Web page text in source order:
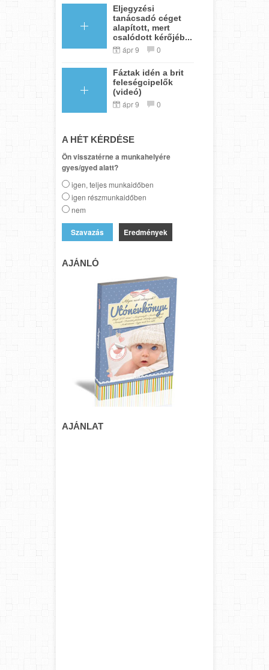
Eljegyzési
tanácsadó céget
alapított, mert
csalódott kérőjéb...
ápr 9 0
Fáztak idén a brit
feleségcipelők
(videó)
ápr 9 0
A HÉT KÉRDÉSE
Ön visszatérne a munkahelyére
gyes/gyed alatt?
igen, teljes munkaidőben
igen részmunkaidőben
nem
Eredmények
AJÁNLÓ
AJÁNLAT